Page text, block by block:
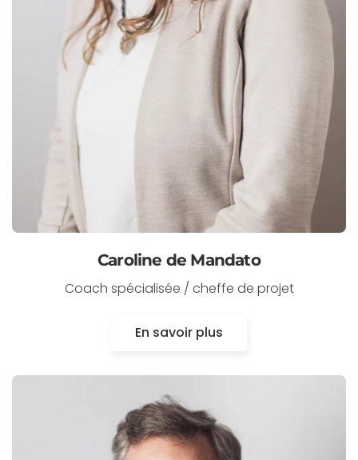
Caroline de Mandato
Coach spécialisée / cheffe de projet
En savoir plus